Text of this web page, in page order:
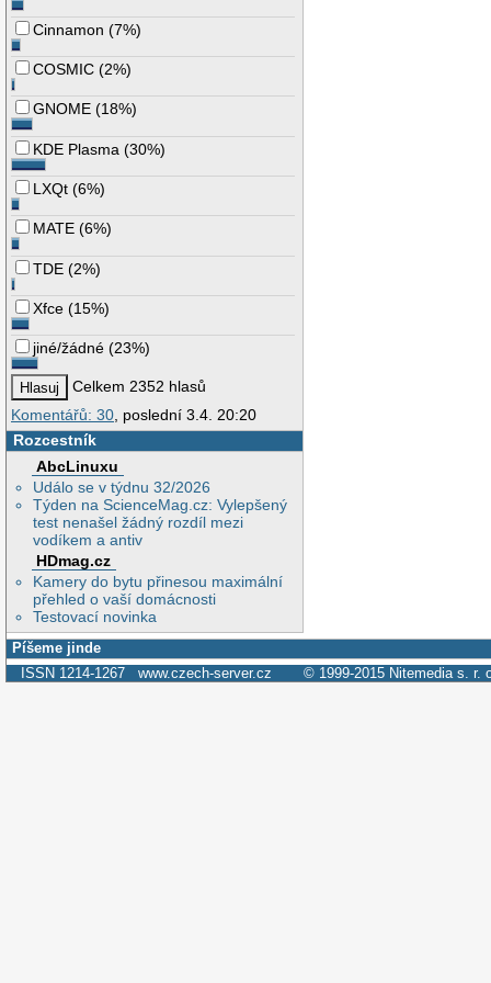
Cinnamon (7%)
COSMIC (2%)
GNOME (18%)
KDE Plasma (30%)
LXQt (6%)
MATE (6%)
TDE (2%)
Xfce (15%)
jiné/žádné (23%)
Celkem 2352 hlasů
Komentářů: 30 , poslední 3.4. 20:20
Rozcestník
AbcLinuxu
Událo se v týdnu 32/2026
Týden na ScienceMag.cz: Vylepšený
test nenašel žádný rozdíl mezi
vodíkem a antiv
HDmag.cz
Kamery do bytu přinesou maximální
přehled o vaší domácnosti
Testovací novinka
Píšeme jinde
ISSN 1214-1267 www.czech-server.cz © 1999-2015 Nitemedia s. r.